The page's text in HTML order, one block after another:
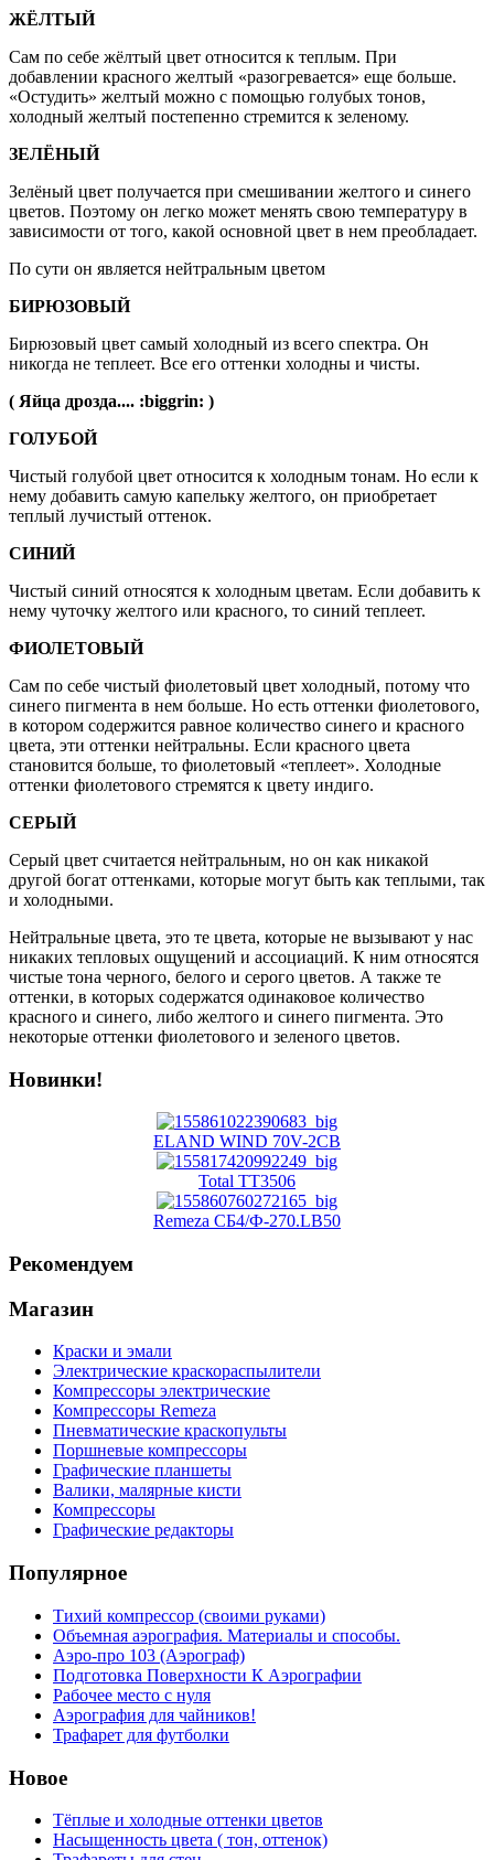
ЖЁЛТЫЙ
Сам по себе жёлтый цвет относится к теплым. При
добавлении красного желтый «разогревается» еще больше.
«Остудить» желтый можно с помощью голубых тонов,
холодный желтый постепенно стремится к зеленому.
ЗЕЛЁНЫЙ
Зелёный цвет получается при смешивании желтого и синего
цветов. Поэтому он легко может менять свою температуру в
зависимости от того, какой основной цвет в нем преобладает.
По сути он является нейтральным цветом
БИРЮЗОВЫЙ
Бирюзовый цвет самый холодный из всего спектра. Он
никогда не теплеет. Все его оттенки холодны и чисты.
( Яйца дрозда.... :biggrin: )
ГОЛУБОЙ
Чистый голубой цвет относится к холодным тонам. Но если к
нему добавить самую капельку желтого, он приобретает
теплый лучистый оттенок.
СИНИЙ
Чистый синий относятся к холодным цветам. Если добавить к
нему чуточку желтого или красного, то синий теплеет.
ФИОЛЕТОВЫЙ
Сам по себе чистый фиолетовый цвет холодный, потому что
синего пигмента в нем больше. Но есть оттенки фиолетового,
в котором содержится равное количество синего и красного
цвета, эти оттенки нейтральны. Если красного цвета
становится больше, то фиолетовый «теплеет». Холодные
оттенки фиолетового стремятся к цвету индиго.
СЕРЫЙ
Серый цвет считается нейтральным, но он как никакой
другой богат оттенками, которые могут быть как теплыми, так
и холодными.
Нейтральные цвета, это те цвета, которые не вызывают у нас
никаких тепловых ощущений и ассоциаций. К ним относятся
чистые тона черного, белого и серого цветов. А также те
оттенки, в которых содержатся одинаковое количество
красного и синего, либо желтого и синего пигмента. Это
некоторые оттенки фиолетового и зеленого цветов.
Новинки!
ELAND WIND 70V-2CB
Total TT3506
Remeza СБ4/Ф-270.LB50
Рекомендуем
Магазин
Краски и эмали
Электрические краскораспылители
Компрессоры электрические
Компрессоры Remeza
Пневматические краскопульты
Поршневые компрессоры
Графические планшеты
Валики, малярные кисти
Компрессоры
Графические редакторы
Популярное
Тихий компрессор (своими руками)
Объемная аэрография. Материалы и способы.
Аэро-про 103 (Аэрограф)
Подготовка Поверхности К Аэрографии
Рабочее место с нуля
Аэрография для чайников!
Трафарет для футболки
Новое
Тёплые и холодные оттенки цветов
Насыщенность цвета ( тон, оттенок)